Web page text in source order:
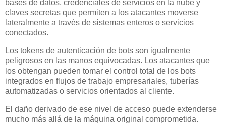
bases de datos, credenciales de servicios en la nube y
claves secretas que permiten a los atacantes moverse
lateralmente a través de sistemas enteros o servicios
conectados.
Los tokens de autenticación de bots son igualmente
peligrosos en las manos equivocadas. Los atacantes que
los obtengan pueden tomar el control total de los bots
integrados en flujos de trabajo empresariales, tuberías
automatizadas o servicios orientados al cliente.
El daño derivado de ese nivel de acceso puede extenderse
mucho más allá de la máquina original comprometida.